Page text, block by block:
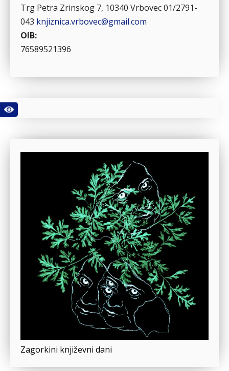
Trg Petra Zrinskog 7, 10340 Vrbovec01/2791-
043 knjiznica.vrbovec@gmail.com
OIB:
76589521396
Zagorkini književni dani